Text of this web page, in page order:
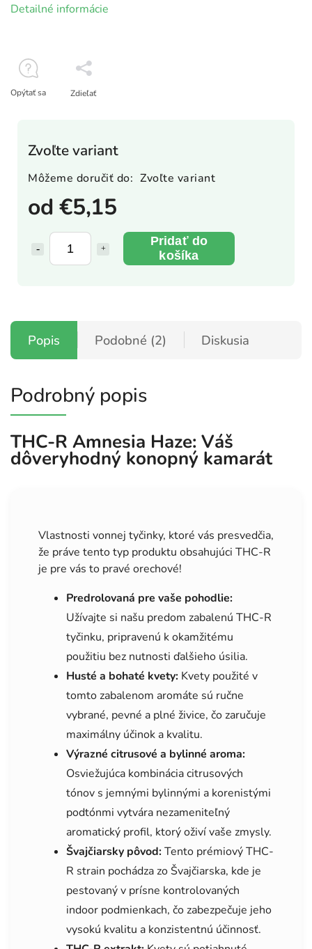
od€5,15
Pridať do
košíka
Zvoľte variant
Môžeme doručiť do: Zvoľte variant
Detailné informácie
Opýtať sa Zdieľať
Popis Podobné (2) Diskusia
Podrobný popis
THC-R Amnesia Haze: Váš
dôveryhodný konopný kamarát
Vlastnosti vonnej tyčinky, ktoré vás presvedčia,
že práve tento typ produktu obsahujúci THC-R
je pre vás to pravé orechové!
Predrolovaná pre vaše pohodlie:
Užívajte si našu predom zabalenú THC-R
tyčinku, pripravenú k okamžitému
použitiu bez nutnosti ďalšieho úsilia.
Husté a bohaté kvety: Kvety použité v
tomto zabalenom aromáte sú ručne
vybrané, pevné a plné živice, čo zaručuje
maximálny účinok a kvalitu.
Výrazné citrusové a bylinné aroma:
Osviežujúca kombinácia citrusových
tónov s jemnými bylinnými a korenistými
podtónmi vytvára nezameniteľný
aromatický profil, ktorý oživí vaše zmysly.
Švajčiarsky pôvod:Tento prémiový THC-
R strain pochádza zo Švajčiarska, kde je
pestovaný v prísne kontrolovaných
indoor podmienkach, čo zabezpečuje jeho
vysokú kvalitu a konzistentnú účinnosť.